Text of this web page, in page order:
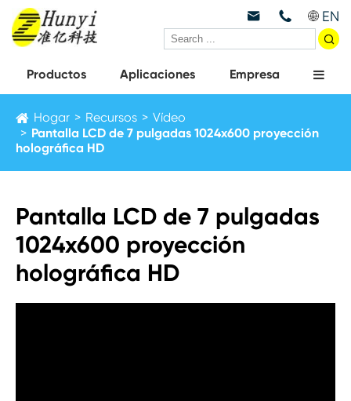
  EN

Productos Aplicaciones Empresa
Hogar Recursos
Vídeo
Pantalla LCD de 7 pulgadas 1024x600 proyección
holográfica HD
Pantalla LCD de 7 pulgadas
1024x600 proyección
holográfica HD